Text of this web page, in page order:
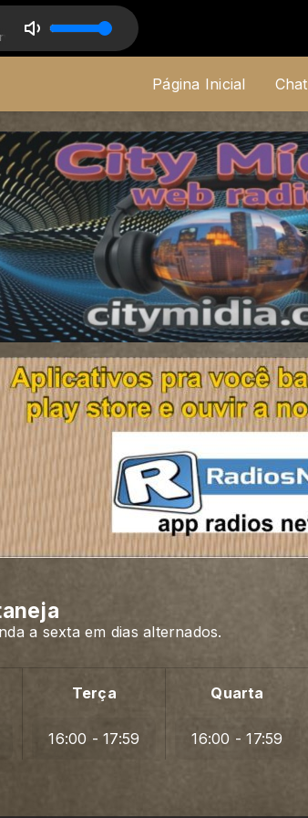
Página Inicial Chat
a sexta em dias alternados.
Terça
16:00 - 17:59
Quarta
16:00 - 17:59